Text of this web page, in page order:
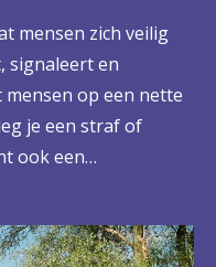
mensen zich veilig
signaleert en
mensen op een nette
je een straf of
ook een
Kortom: een baan